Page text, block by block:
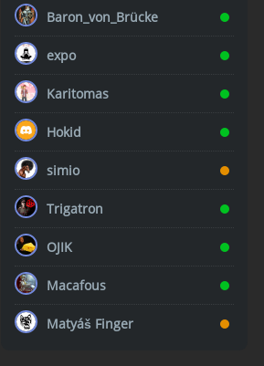
Baron_von_Brücke
expo
Karitomas
Hokid
simio
Trigatron
OJIK
Macafous
Matyáš Finger